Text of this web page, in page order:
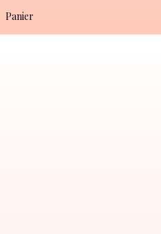
Panier